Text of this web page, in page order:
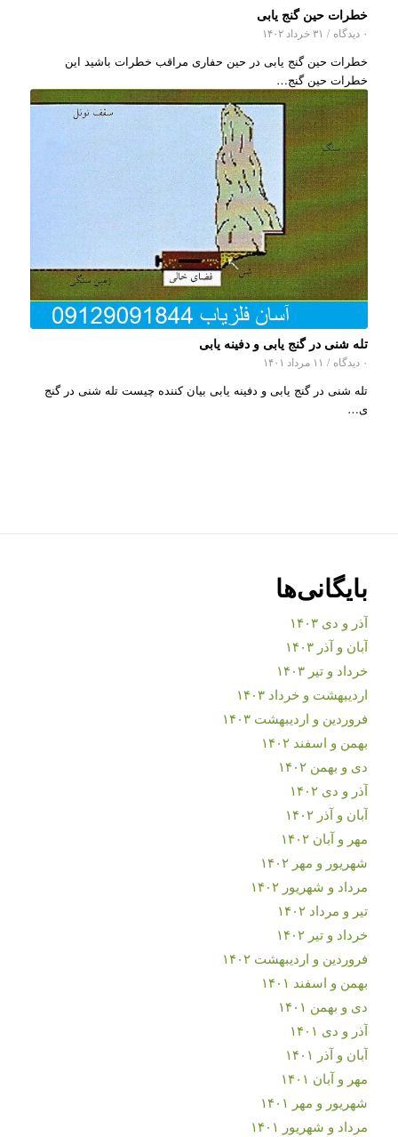
خطرات حین گنج یابی
۰ دیدگاه / ۳۱ خرداد ۱۴۰۲
خطرات حین گنج یابی در حین حفاری مراقب خطرات باشید این
خطرات حین گنج…
تله شنی در گنج یابی و دفینه یابی
۰ دیدگاه / ۱۱ مرداد ۱۴۰۱
تله شنی در گنج یابی و دفینه یابی بیان کننده چیست تله شنی در گنج
ی…
بایگانی‌ها
آذر و دی ۱۴۰۳
آبان و آذر ۱۴۰۳
خرداد و تیر ۱۴۰۳
اردیبهشت و خرداد ۱۴۰۳
فروردین و اردیبهشت ۱۴۰۳
بهمن و اسفند ۱۴۰۲
دی و بهمن ۱۴۰۲
آذر و دی ۱۴۰۲
آبان و آذر ۱۴۰۲
مهر و آبان ۱۴۰۲
شهریور و مهر ۱۴۰۲
مرداد و شهریور ۱۴۰۲
تیر و مرداد ۱۴۰۲
خرداد و تیر ۱۴۰۲
فروردین و اردیبهشت ۱۴۰۲
بهمن و اسفند ۱۴۰۱
دی و بهمن ۱۴۰۱
آذر و دی ۱۴۰۱
آبان و آذر ۱۴۰۱
مهر و آبان ۱۴۰۱
شهریور و مهر ۱۴۰۱
مرداد و شهریور ۱۴۰۱